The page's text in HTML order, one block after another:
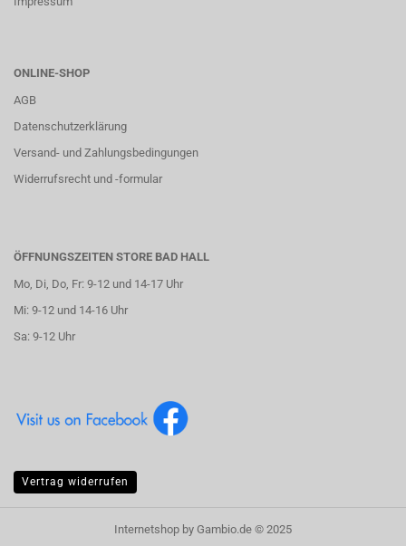
ONLINE-SHOP
AGB
Datenschutzerklärung
Versand- und Zahlungsbedingungen
Widerrufsrecht und -formular
ÖFFNUNGSZEITEN STORE BAD HALL
Mo, Di, Do, Fr: 9-12 und 14-17 Uhr
Mi: 9-12 und 14-16 Uhr
Sa: 9-12 Uhr
Vertrag widerrufen
Internetshop by Gambio.de © 2025